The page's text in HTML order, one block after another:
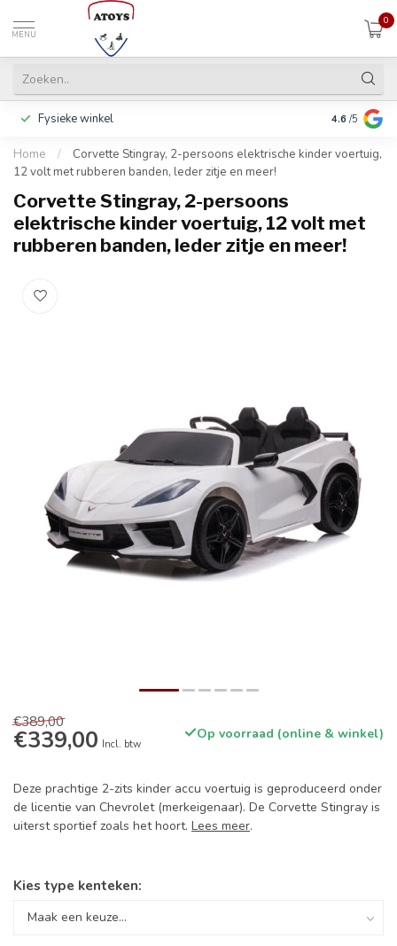
MENU
0
Fysieke winkel Betalen in
4.6 /5
Home /
Corvette Stingray, 2-persoons elektrische kinder voertuig,
12 volt met rubberen banden, leder zitje en meer!
Corvette Stingray, 2-persoons
elektrische kinder voertuig, 12 volt met
rubberen banden, leder zitje en meer!
€389,00
€339,00 Incl. btw
Op voorraad (online & winkel)
Deze prachtige 2-zits kinder accu voertuig is geproduceerd onder
de licentie van Chevrolet (merkeigenaar). De Corvette Stingray is
uiterst sportief zoals het hoort. Lees meer.
Kies type kenteken: